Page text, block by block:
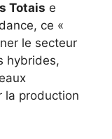
Totais e
ce «
le secteur
hybrides,
la production